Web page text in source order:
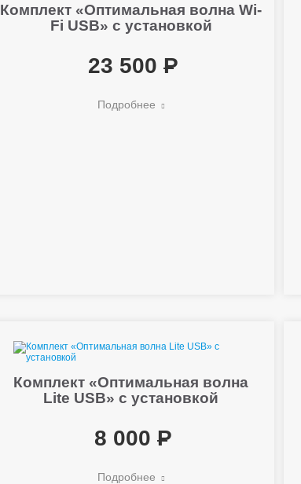
Комплект «Оптимальная волна Wi-
Fi USB» с установкой
23 500
Подробнее
Комплект «Оптимальная волна
Lite USB» с установкой
8 000
Подробнее